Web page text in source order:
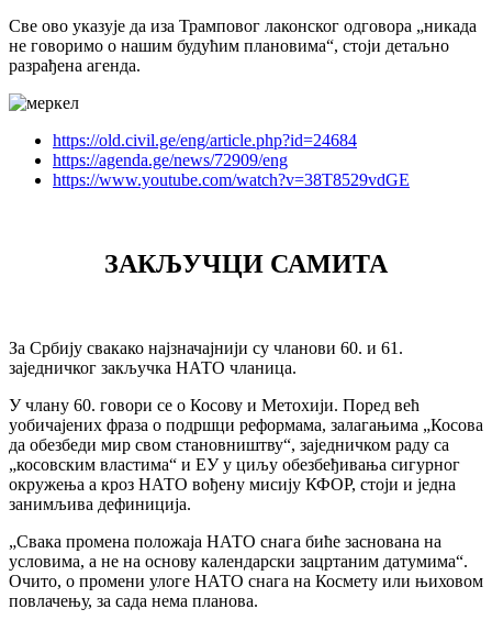
Све ово указује да иза Трамповог лаконског одговора „никада
не говоримо о нашим будућим плановима“, стоји детаљно
разрађена агенда.
https://old.civil.ge/eng/article.php?id=24684
https://agenda.ge/news/72909/eng
https://www.youtube.com/watch?v=38T8529vdGE
ЗАКЉУЧЦИ САМИТА
За Србију свакако најзначајнији су чланови 60. и 61.
заједничког закључка НАТО чланица.
У члану 60. говори се о Косову и Метохији. Поред већ
уобичајених фраза о подршци реформама, залагањима „Косова
да обезбеди мир свом становништву“, заједничком раду са
„косовским властима“ и ЕУ у циљу обезбеђивања сигурног
окружења а кроз НАТО вођену мисију КФОР, стоји и једна
занимљива дефиниција.
„Свака промена положаја НАТО снага биће заснована на
условима, а не на основу календарски зацртаним датумима“.
Очито, о промени улоге НАТО снага на Космету или њиховом
повлачењу, за сада нема планова.